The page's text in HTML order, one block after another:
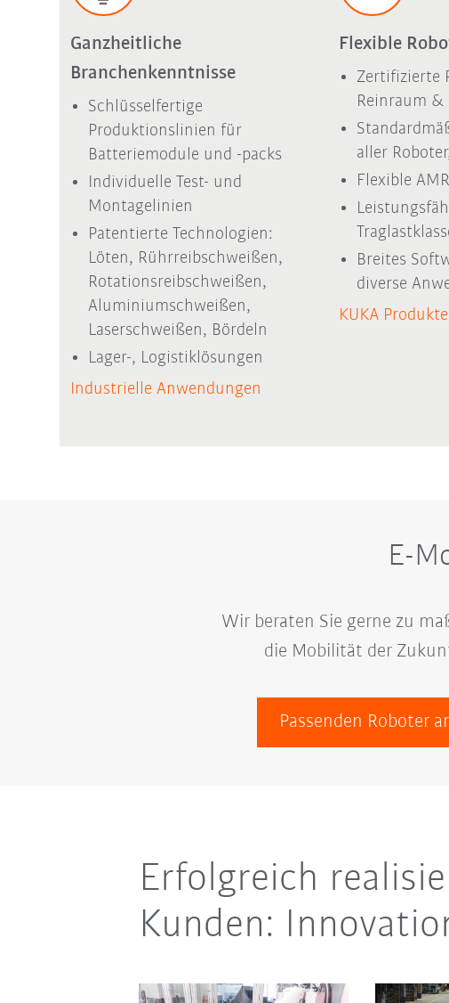
Ganzheitliche
Branchenkenntnisse
Schlüsselfertige
Produktionslinien für
Batteriemodule und -packs
Individuelle Test- und
Montagelinien
Patentierte Technologien:
Löten, Rührreibschweißen,
Rotationsreibschweißen,
Aluminiumschweißen,
Laserschweißen, Bördeln
Lager-, Logistiklösungen
Industrielle Anwendungen
Flexible
Zertifizierte
Reinraum &
aller
Flexible
Breites
diverse
KUKA
E-
Wir beraten Sie gerne zu
die Mobilität der
Passenden Roboter
Erfolgreich
Kunden: